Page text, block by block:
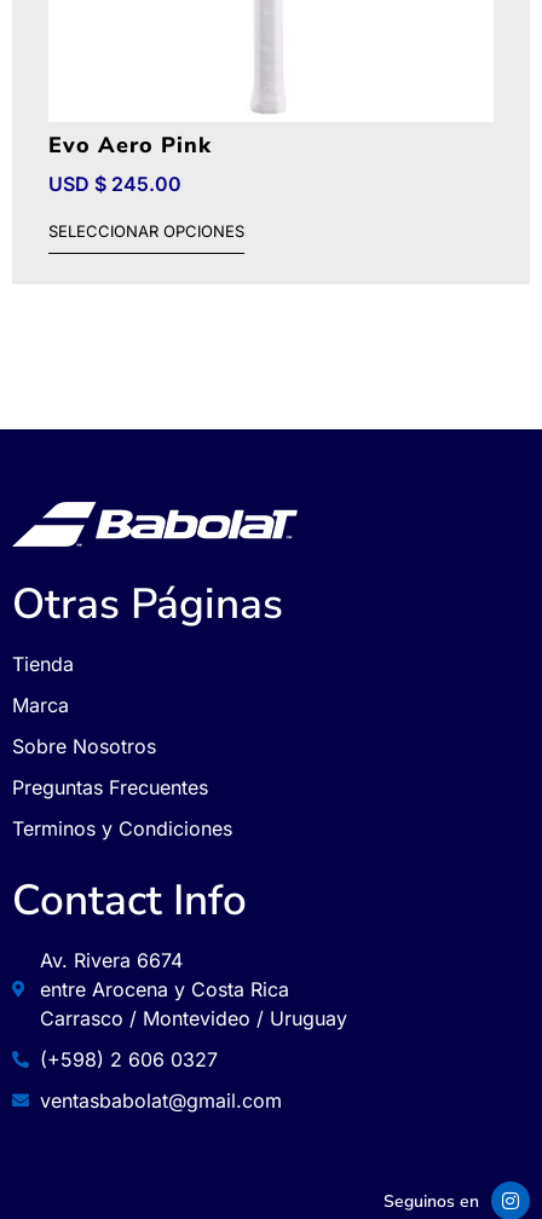
Evo Aero Pink
USD $ 245.00
SELECCIONAR OPCIONES
Otras Páginas
Tienda
Marca
Sobre Nosotros
Preguntas Frecuentes
Terminos y Condiciones
Contact Info
Av. Rivera 6674
entre Arocena y Costa Rica
Carrasco / Montevideo / Uruguay
(+598) 2 606 0327
ventasbabolat@gmail.com
Seguinos en